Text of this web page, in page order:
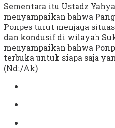
Sementara itu Ustadz
menyampaikan bahwa
Ponpes turut menjaga
dan kondusif di wilayah
menyampaikan bahwa
terbuka untuk siapa saja
(Ndi/Ak)